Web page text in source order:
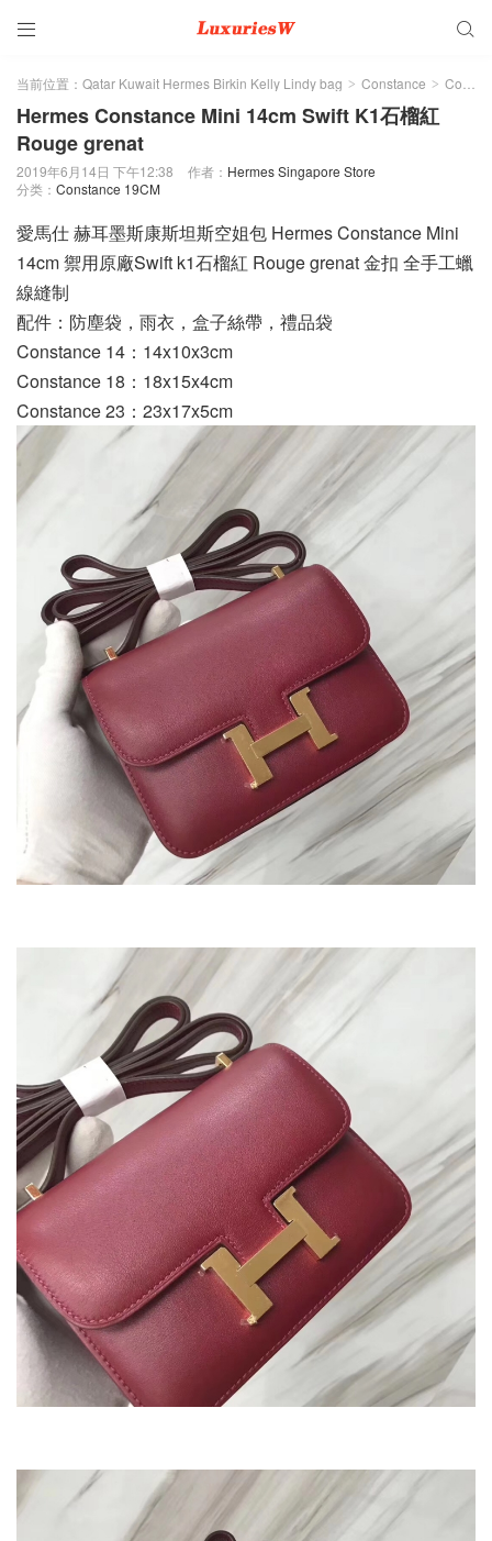
 
当前位置： Qatar Kuwait Hermes Birkin Kelly Lindy bag > Constance > Constance 19CM
Hermes Constance Mini 14cm Swift K1石榴紅
Rouge grenat
2019年6月14日 下午12:38 作者： Hermes Singapore Store
分类： Constance 19CM
愛馬仕 赫耳墨斯康斯坦斯空姐包 Hermes Constance Mini
14cm 禦用原廠Swift k1石榴紅 Rouge grenat 金扣 全手工蠟
線縫制
配件：防塵袋，雨衣，盒子絲帶，禮品袋
Constance 14：14x10x3cm
Constance 18：18x15x4cm
Constance 23：23x17x5cm